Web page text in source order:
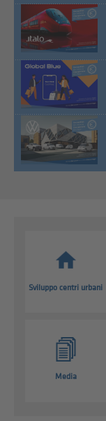
Sviluppo centri urbani
Media